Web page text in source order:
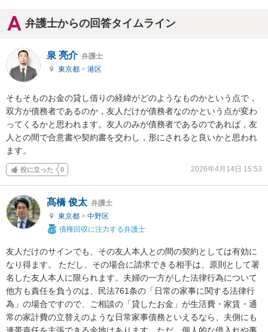
弁護士からの回答タイムライン
泉 亮介 弁護士
東京都 > 港区
そもそものお金の貸し借りの経緯がどのようなものかという点で，
双方が債務者であるのか，友人だけが債務者なのかという点が変わ
ってくるかと思われます。友人のみが債務者であるのであれば，友
人との間で合意書や契約書を交わし，形にされると良いかと思われ
ます。
役に立った 0 2026年4月14日 15:53
髙橋 俊太 弁護士
東京都 > 中野区
債権回収に注力する弁護士
友人だけのサインでも、その友人本人との間の契約としては有効に
なり得ます。 ただし、その場合に請求できる相手は、原則として署
名した友人本人に限られます。夫婦の一方がした法律行為について
他方も責任を負うのは、民法761条の「日常の家事に関する法律行
為」の場合ですので、ご相談の「貸したお金」が生活費・家賃・通
常の家計費の立替えのような日常家事債務といえるなら、夫側にも
連帯責任を主張できる余地はあります。ただ、個人的な借入れや事